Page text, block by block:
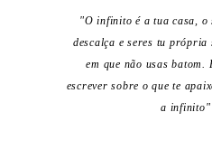
"O infinito é a tua casa, o
descalça e seres tu própria
em que não usas batom.
escrever sobre o que te
a